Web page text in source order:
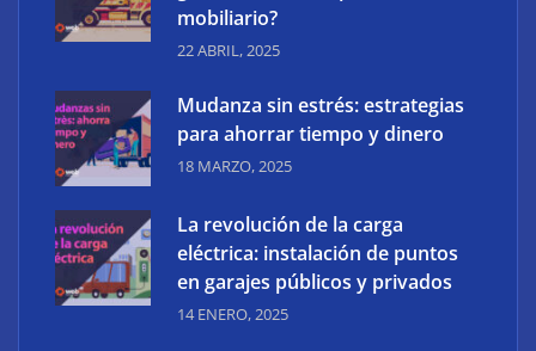
6 ejemplos de marketing basado en cuentas para
empresas B2B
mobiliario?
22 ABRIL, 2025
Mudanza sin estrés: estrategias
para ahorrar tiempo y dinero
18 MARZO, 2025
La revolución de la carga
eléctrica: instalación de puntos
en garajes públicos y privados
14 ENERO, 2025